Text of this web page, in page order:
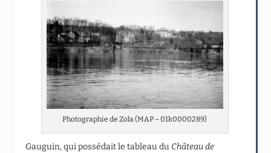
Photographie de Zola (MAP – 01k0000289)
Gauguin, qui possédait le tableau du Château de